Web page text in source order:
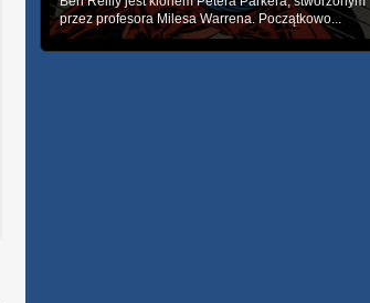
przez profesora Milesa Warrena. Początkowo...